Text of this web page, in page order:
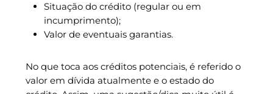
Situação do crédito (regular ou em
incumprimento);
Valor de eventuais garantias.
No que toca aos créditos potenciais, é referido o
valor em dívida atualmente e o estado do